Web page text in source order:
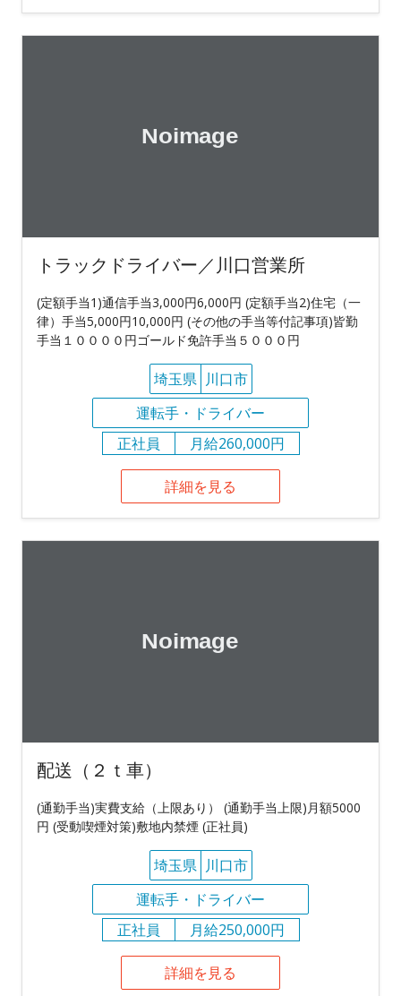
トラックドライバー／川口営業所
(定額手当1)通信手当3,000円6,000円 (定額手当2)住宅（一
律）手当5,000円10,000円 (その他の手当等付記事項)皆勤
手当１００００円ゴールド免許手当５０００円
埼玉県 川口市
運転手・ドライバー
正社員
月給260,000円
詳細を見る
配送（２ｔ車）
(通勤手当)実費支給（上限あり） (通勤手当上限)月額5000
円 (受動喫煙対策)敷地内禁煙 (正社員)
埼玉県 川口市
運転手・ドライバー
正社員
月給250,000円
詳細を見る